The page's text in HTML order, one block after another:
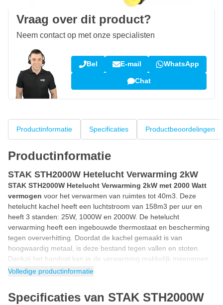
Vraag over dit product?
Neem contact op met onze specialisten
Bel E-mail WhatsApp
Chat
Productinformatie Specificaties Productbeoordelingen
Productinformatie
STAK STH2000W Hetelucht Verwarming 2kW
STAK STH2000W Hetelucht Verwarming 2kW met 2000 Watt
vermogen voor het verwarmen van ruimtes tot 40m3. Deze
hetelucht kachel heeft een luchtstroom van 158m3 per uur en
heeft 3 standen: 25W, 1000W en 2000W. De hetelucht
verwarming heeft een ingebouwde thermostaat en bescherming
tegen oververhitting. Doordat de kachel gemaakt is van
hoogwaardig metaal, is deze bestand tegen vallen en stoten.
Dankzij het handvat kan je de verwarming makkelijk meenemen
en neerzetten.
Hetelucht kachel 2000 Wattverwarmt een ruimte tot 40m3. Een
Volledige productinformatie
Specificaties van STAK STH2000W